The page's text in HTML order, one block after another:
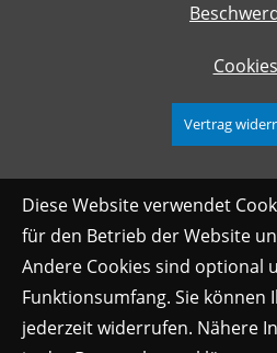
Cookies
Vertrag
Diese Website verwendet
für den Betrieb der Website
Andere Cookies sind optional
Funktionsumfang. Sie können
jederzeit widerrufen. Nähere